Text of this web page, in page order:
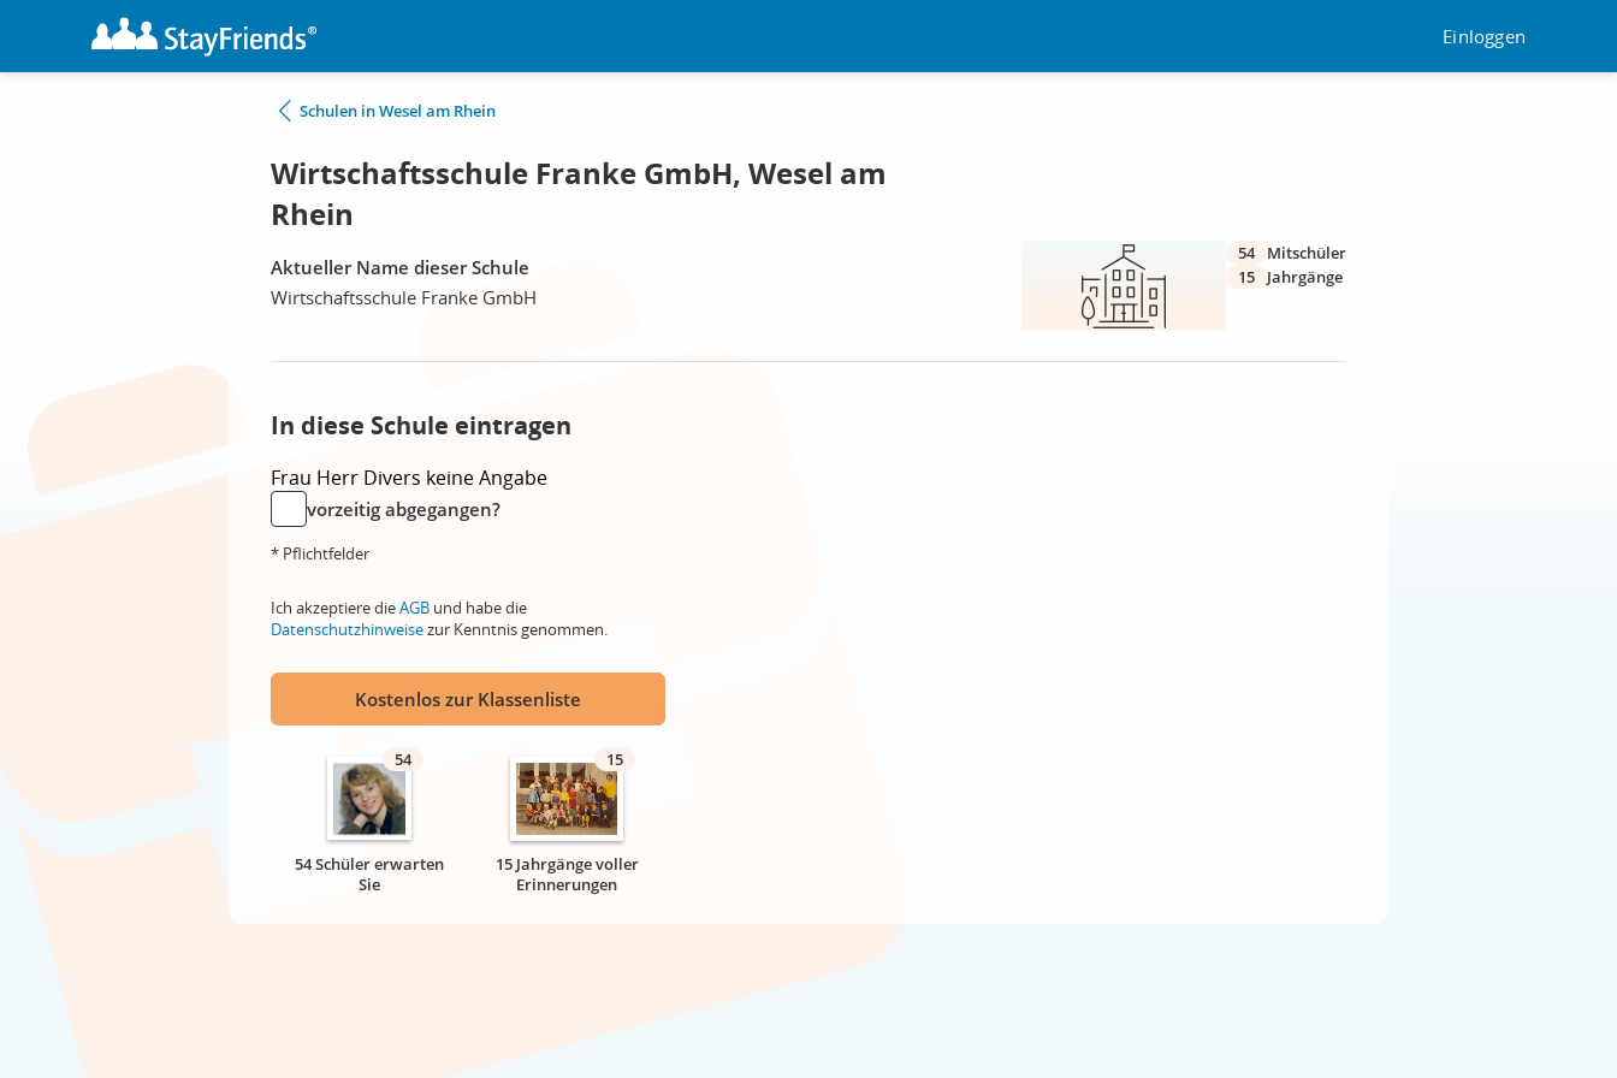
Einloggen
Schulen in Wesel am Rhein
Wirtschaftsschule Franke GmbH, Wesel am
Rhein
Aktueller Name dieser Schule
Wirtschaftsschule Franke GmbH
54
Mitschüler
15
Jahrgänge
In diese Schule eintragen
Frau Herr Divers keine Angabe
vorzeitig abgegangen?
* Pflichtfelder
Ich akzeptiere dieAGB und habe die
Datenschutzhinweisezur Kenntnis genommen.
Kostenlos zur Klassenliste
54
54 Schüler erwarten
Sie
15
15 Jahrgänge voller
Erinnerungen